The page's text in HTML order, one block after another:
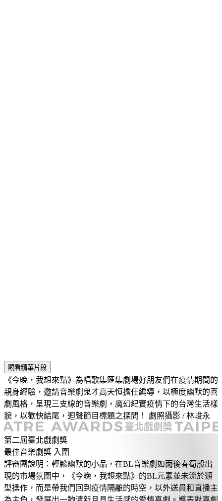
觀看精華片段
《今晚，我想來點》為唱歌集匯集劇場好朋友們在疫情期間的
親身經驗，邀請音樂劇鬼才高天恒擔任編導，以極度幽默的喜
劇風格，呈現三支線的音樂劇，魔幻紀實疫情下的台灣生活樣
貌，以歡快結尾，迴聲節目標題之探問！ 劇照攝影 / 林峻永
:::
第二屆臺北戲劇獎
最佳音樂劇獎 入圍
評審團說明：輕鬆幽默的小品，在BL音樂劇如雨後春筍般出
現的市場氛圍中，《今晚，我想來點》的BL元素並未流於類
型操作，而是帶我們回到疫情隔離的時空，以外送員和直播主